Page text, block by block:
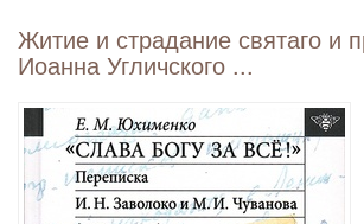
Житие и страдание святаго и
Иоанна Угличского ...